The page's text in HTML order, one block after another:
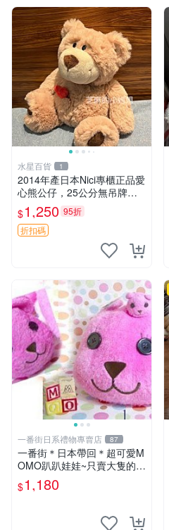
水星百貨 1
2014年產日本Nici專櫃正品愛
心熊公仔，25公分無吊牌全
新 愛心熊 公仔 熊抱玩偶
$1,250 95折
折扣碼
一番街日系禮物專賣店 87
一番街＊日本帶回＊超可愛M
OMO趴趴娃娃~只賣大隻的1
號~單隻價～生日禮物
$1,180